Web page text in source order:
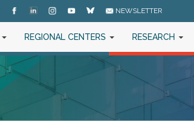
NEWSLETTER
REGIONAL CENTERS RESEARCH